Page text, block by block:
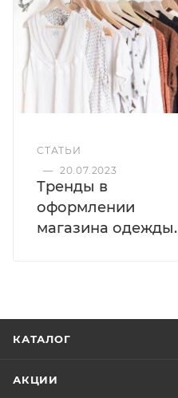
СТАТЬИ
— 20.07.2023
Тренды в
оформлении
магазина одежды.
КАТАЛОГ
АКЦИИ